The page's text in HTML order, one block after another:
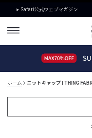
Safari公式ウェブマガジン
ホーム ニットキャップ | THING